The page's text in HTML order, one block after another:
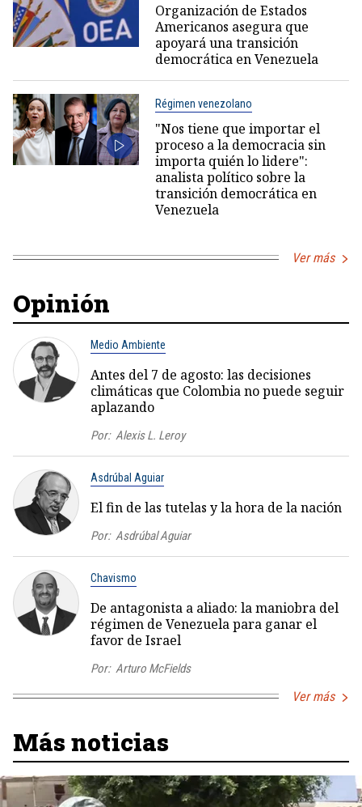
Organización de Estados
Americanos asegura que
apoyará una transición
democrática en Venezuela
Régimen venezolano
"Nos tiene que importar el
proceso a la democracia sin
importa quién lo lidere":
analista político sobre la
transición democrática en
Venezuela
Ver más
Opinión
Medio Ambiente
Antes del 7 de agosto: las decisiones
climáticas que Colombia no puede seguir
aplazando
Por: Alexis L. Leroy
Asdrúbal Aguiar
El fin de las tutelas y la hora de la nación
Por: Asdrúbal Aguiar
Chavismo
De antagonista a aliado: la maniobra del
régimen de Venezuela para ganar el
favor de Israel
Por: Arturo McFields
Ver más
Más noticias